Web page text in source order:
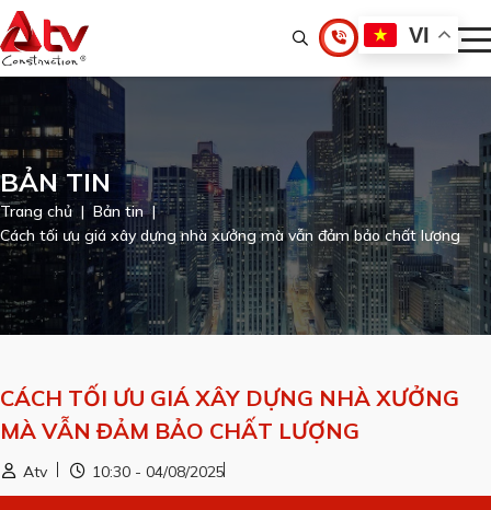
VI
BẢN TIN
Trang chủ
Bản tin
Cách tối ưu giá xây dựng nhà xưởng mà vẫn đảm bảo chất lượng
CÁCH TỐI ƯU GIÁ XÂY DỰNG NHÀ XƯỞNG
MÀ VẪN ĐẢM BẢO CHẤT LƯỢNG
Atv 10:30 - 04/08/2025